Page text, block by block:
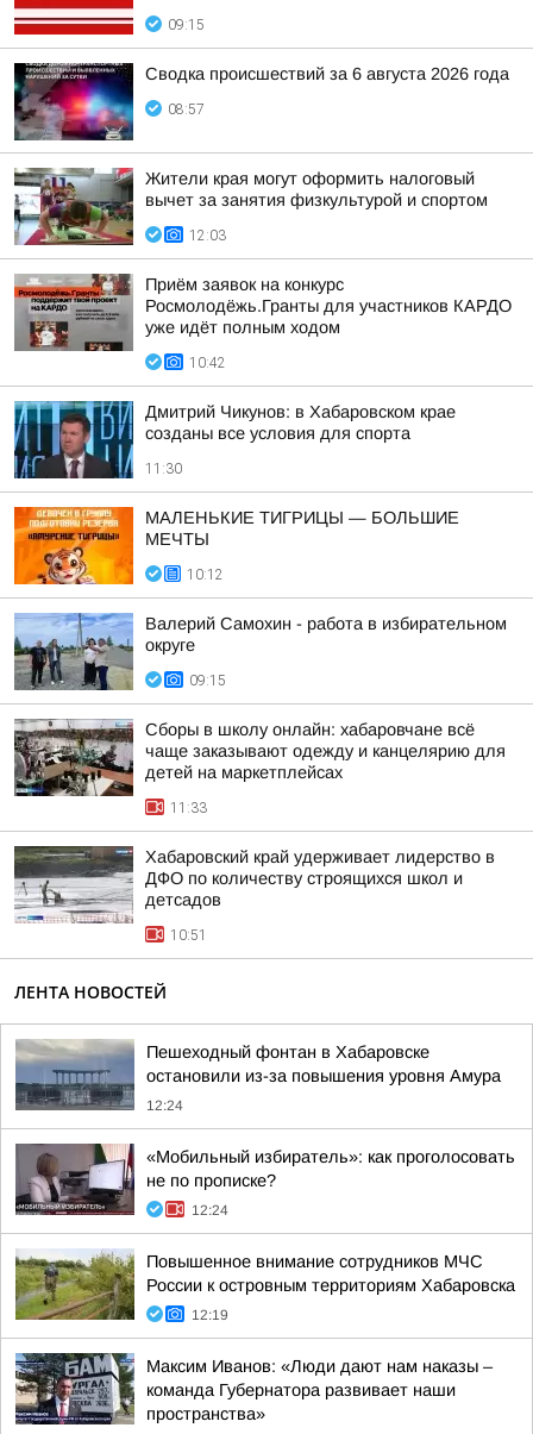
09:15
Сводка происшествий за 6 августа 2026 года
08:57
Жители края могут оформить налоговый
вычет за занятия физкультурой и спортом
12:03
Приём заявок на конкурс
Росмолодёжь.Гранты для участников КАРДО
уже идёт полным ходом
10:42
Дмитрий Чикунов: в Хабаровском крае
созданы все условия для спорта
11:30
МАЛЕНЬКИЕ ТИГРИЦЫ — БОЛЬШИЕ
МЕЧТЫ
10:12
Валерий Самохин - работа в избирательном
округе
09:15
Сборы в школу онлайн: хабаровчане всё
чаще заказывают одежду и канцелярию для
детей на маркетплейсах
11:33
Хабаровский край удерживает лидерство в
ДФО по количеству строящихся школ и
детсадов
10:51
ЛЕНТА НОВОСТЕЙ
Пешеходный фонтан в Хабаровске
остановили из-за повышения уровня Амура
12:24
«Мобильный избиратель»: как проголосовать
не по прописке?
12:24
Повышенное внимание сотрудников МЧС
России к островным территориям Хабаровска
12:19
Максим Иванов: «Люди дают нам наказы –
команда Губернатора развивает наши
пространства»